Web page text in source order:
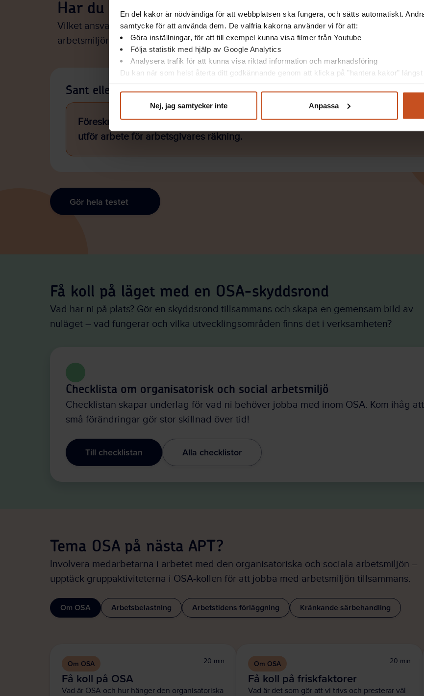
En del kakor är nödvändiga för att webbplatsen ska fungera, och sätts automatiskt.
samtycke för att använda dem. De valfria kakorna använder vi för att:
Göra inställningar, för att till exempel kunna visa filmer från Youtube
Följa statistik med hjälp av Google Analytics
Analysera trafik för att kunna visa riktad information och marknadsföring
Du kan när som helst återta ditt godkännande genom att klicka på ”hantera kakor”
Nej, jag samtycker inte Anpassa
Har du OSA-koll?
Vilket ansvar har arbetsgivaren egentligen för den organisatoriska och sociala
arbetsmiljön? Ta några minuter och testa dina kunskaper.
Sant eller falskt?
Föreskrifterna om organisatorisk och social arbetsmiljö gäller alla
utför arbete för arbetsgivares räkning.
Gör hela testet
Få koll på läget med en OSA-skyddsrond
Vad har ni på plats? Gör en skyddsrond tillsammans och skapa en gemensam bild av
nuläget – vad fungerar och vilka utvecklingsområden finns det i verksamheten?
Checklista om organisatorisk och social arbetsmiljö
Checklistan skapar underlag för vad ni behöver jobba med inom OSA. Kom ihåg att
små förändringar gör stor skillnad över tid!
Till checklistan Alla checklistor
Tema OSA på nästa APT?
Involvera medarbetarna i arbetet med den organisatoriska och sociala arbetsmiljön –
upptäck gruppaktiviteterna i OSA-kollen för att jobba med arbetsmiljön tillsammans.
Om OSA Arbetsbelastning Arbetstidens förläggning Kränkande särbehandling
Om OSA 20 min
Få koll på OSA
Vad är OSA och hur hänger den organisatoriska
Om OSA 20 min
Få koll på friskfaktorer
Vad är det som gör att vi trivs och presterar väl